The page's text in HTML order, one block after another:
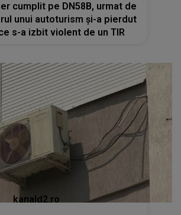
cumplit pe DN58B, urmat de
unui autoturism și-a pierdut
s-a izbit violent de un TIR
kanald2.ro